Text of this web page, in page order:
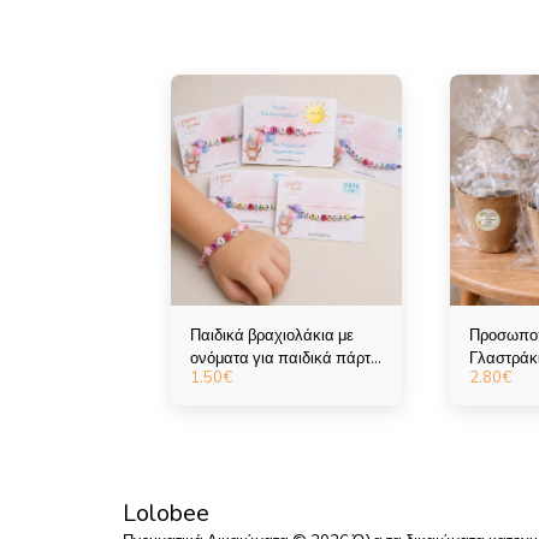
Παιδικά βραχιολάκια με
ονόματα για παιδικά πάρτι
και αναμνηστικά σχολείου
1.50€ 2.80€
Lolobee